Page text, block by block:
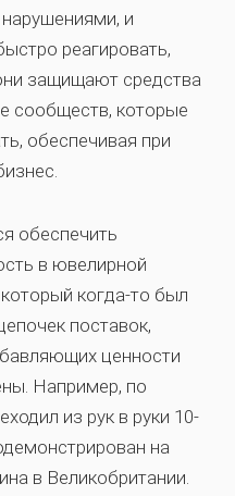
и
реагировать,
защищают средства
сообществ, которые
обеспечивая при
обеспечить
в ювелирной
когда-то был
поставок,
ценности
Например, по
из рук в руки 10-
на
в Великобритании.